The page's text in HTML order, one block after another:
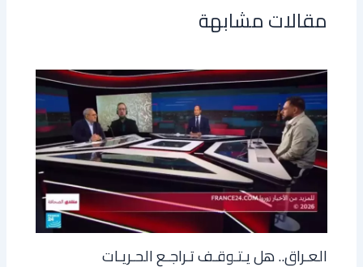
مقالات مشابهة
العـراق.. هل يـتـوقـف تـراجـع الحـريـات